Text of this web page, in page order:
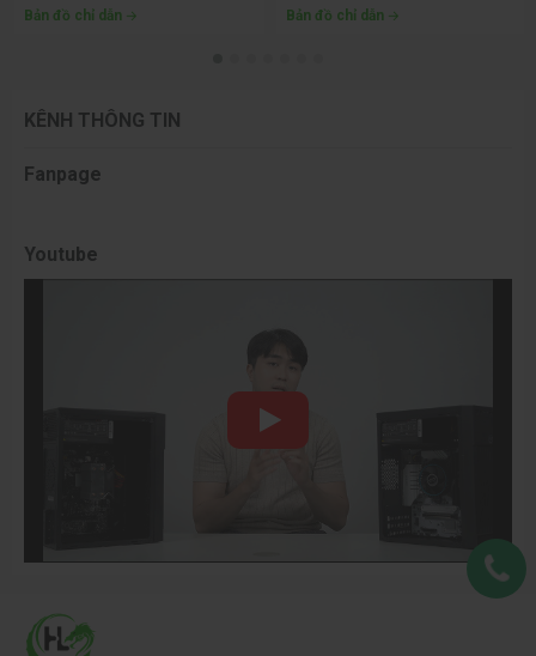
Bản đồ chỉ dẫn
Bản đồ chỉ dẫn
KÊNH THÔNG TIN
Fanpage
Youtube